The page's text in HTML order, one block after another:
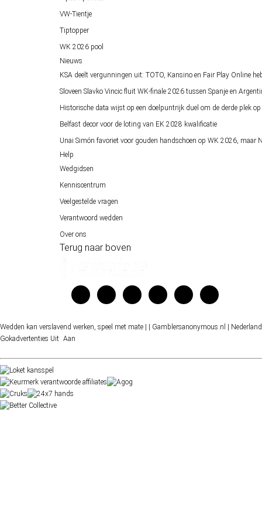
VW-Tientje
Tiptopper
WK 2026 pool
Nieuws
KSA deelt vergunningen uit: TOTO, Kansino en Fair Play Online
Sloveen Slavko Vincic fluit WK-finale 2026 tussen Spanje en
Historische data wijst op een doelpuntrijk duel om de derde plek
Belfast decor voor de loting van EK 2028 kwalificatie
Unai Simón favoriet voor gouden handschoen op WK 2026, maar
Help
Wedgidsen
Kenniscentrum
Veelgestelde vragen
Verantwoord wedden
Over ons
Terug naar boven
Wedden kan verslavend werken, speel met mate | | Gamblersanonymous.nl
|
Gokadvertenties Uit Aan